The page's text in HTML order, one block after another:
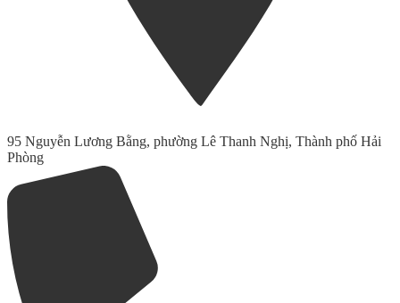
95 Nguyễn Lương Bằng, phường Lê Thanh Nghị, Thành phố Hải
Phòng